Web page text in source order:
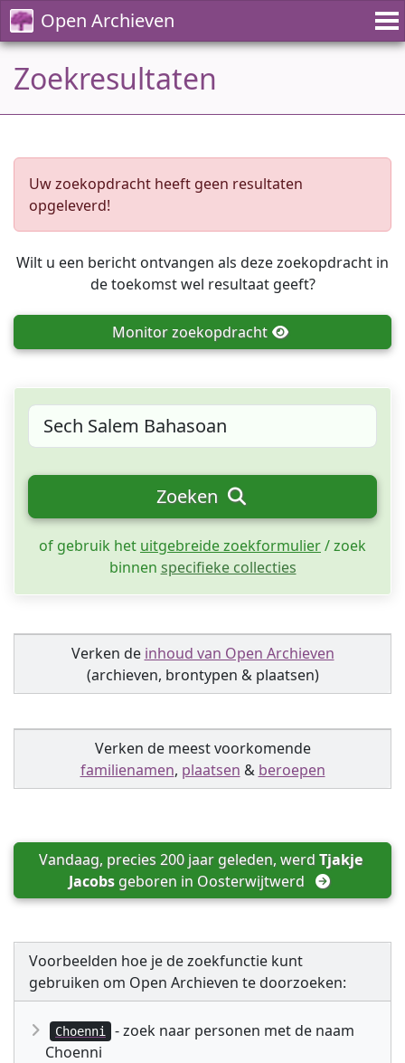
Open Archieven
Zoekresultaten
Uw zoekopdracht heeft geen resultaten
opgeleverd!
Wilt u een bericht ontvangen als deze zoekopdracht in
de toekomst wel resultaat geeft?
Monitorzoekopdracht
Zoeken
of gebruik het uitgebreide zoekformulier/ zoek
binnen specifieke collecties
Verken de inhoud van Open Archieven
(archieven, brontypen & plaatsen)
Verken de meest voorkomende
familienamen, plaatsen & beroepen
Vandaag, precies 200 jaar geleden, werd Tjakje
Jacobs geboren in Oosterwijtwerd
Voorbeelden hoe je de zoekfunctie kunt
gebruiken om Open Archieven te doorzoeken:
Choenni
- zoek naar personen met de naam
Choenni